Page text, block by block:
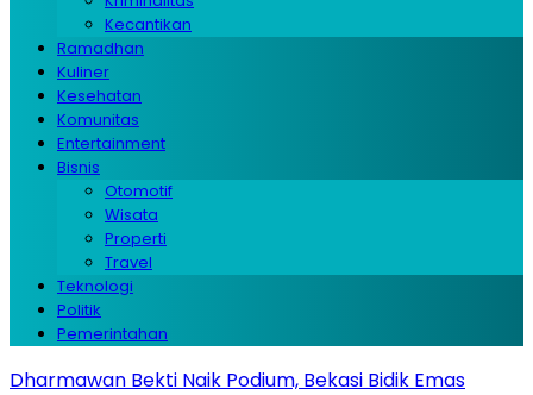
Kecantikan
Ramadhan
Kuliner
Kesehatan
Komunitas
Entertainment
Bisnis
Otomotif
Wisata
Properti
Travel
Teknologi
Politik
Pemerintahan
Dharmawan Bekti Naik Podium, Bekasi Bidik Emas